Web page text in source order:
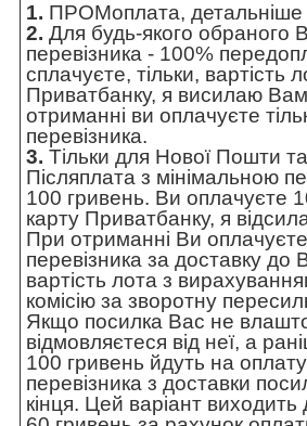
1. ПРОМоплата,
2. Для будь-якого обраного
перевізника - 100%
сплачуєте, тільки, вартість
Приватбанку, я висилаю
отриманні ви оплачуєте
перевізника.
3. Тільки для Нової Пошти
Післяплата з мінімальною
100 гривень. Ви оплачуєте
карту Приватбанку, я
При отриманні Ви
перевізника за доставку до
вартість лота з
комісію за зворотну
Якщо посилка Вас не
відмовляєтеся від неї, а
100 гривень йдуть на
перевізника з доставки
кінця. Цей варіант